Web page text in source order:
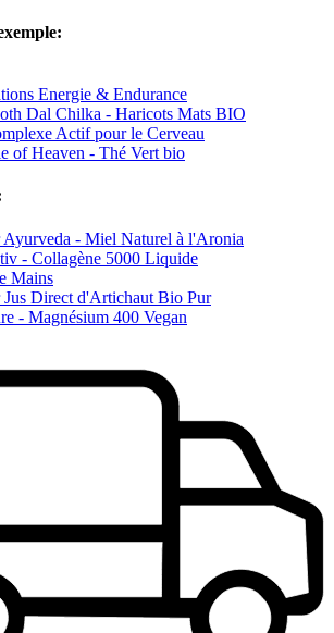
Energie & Endurance
Dal Chilka - Haricots Mats BIO
Actif pour le Cerveau
of Heaven - Thé Vert bio
Ayurveda - Miel Naturel à l'Aronia
- Collagène 5000 Liquide
Mains
Jus Direct d'Artichaut Bio Pur
- Magnésium 400 Vegan